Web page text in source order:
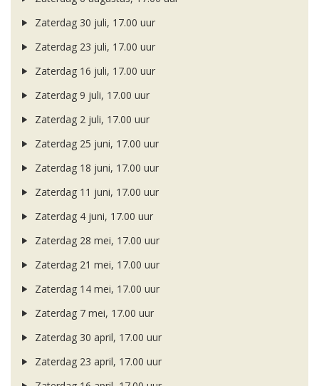
Zaterdag 30 juli, 17.00 uur
Zaterdag 23 juli, 17.00 uur
Zaterdag 16 juli, 17.00 uur
Zaterdag 9 juli, 17.00 uur
Zaterdag 2 juli, 17.00 uur
Zaterdag 25 juni, 17.00 uur
Zaterdag 18 juni, 17.00 uur
Zaterdag 11 juni, 17.00 uur
Zaterdag 4 juni, 17.00 uur
Zaterdag 28 mei, 17.00 uur
Zaterdag 21 mei, 17.00 uur
Zaterdag 14 mei, 17.00 uur
Zaterdag 7 mei, 17.00 uur
Zaterdag 30 april, 17.00 uur
Zaterdag 23 april, 17.00 uur